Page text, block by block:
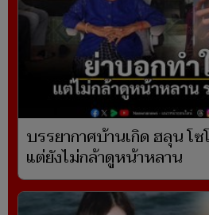
บรรยากาศบ้านเกิด ฮลุน โซ
แต่ยังไม่กล้าดูหน้าหลาน